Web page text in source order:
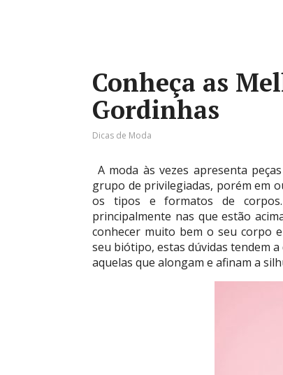
Conheça as
Gordinhas
Dicas de Moda
A moda às vezes apresenta
grupo de privilegiadas, porém em
os tipos e formatos de corpos.
principalmente nas que estão
conhecer muito bem o seu corpo
seu biótipo, estas dúvidas tendem a
aquelas que alongam e afinam a